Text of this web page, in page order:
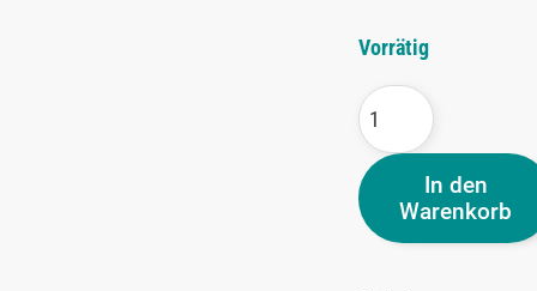
Vorrätig
In den
Warenkorb